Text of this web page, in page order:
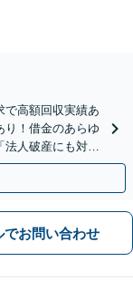
で高額回収実績あ
り！借金のあらゆ
法人破産にも対
駅5分】
でお問い合わせ